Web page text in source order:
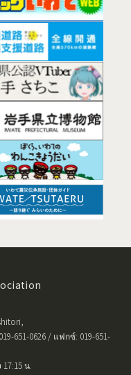
651-0626 / แฟกซ์: 019-651-
น.